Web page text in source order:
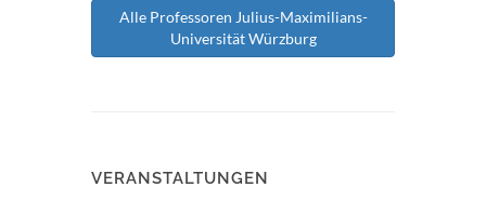
Alle Professoren Julius-Maximilians-
Universität Würzburg
VERANSTALTUNGEN